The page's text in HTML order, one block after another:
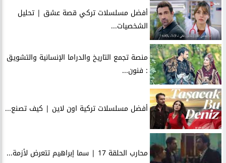
أفضل مسلسلات تركي قصة عشق | تحليل
الشخصيات...
منصة تجمع التاريخ والدراما الإنسانية والتشويق
: فنون...
أفضل مسلسلات تركية اون لاين | كيف تصنع...
محارب الحلقة 17 | سما إبراهيم تتعرض لأزمة...